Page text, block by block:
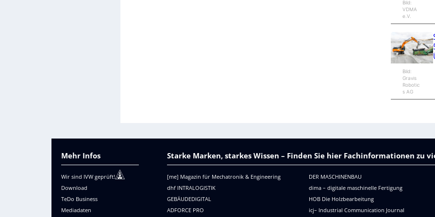
Bild:
VDMA
e.V.
Bild:
Gravis
Robotic
s AG
Mehr Infos
Wir sind IVW geprüft!
Download
TeDo Business
Mediadaten
Starke Marken, starkes Wissen – Finden Sie hier Fachinformationen zu
[me] Magazin für Mechatronik & Engineering
dhf INTRALOGISTIK
GEBÄUDEDIGITAL
ADFORCE PRO
DER MASCHINENBAU
dima – digitale maschinelle Fertigung
HOB Die Holzbearbeitung
icj– Industrial Communication Journal